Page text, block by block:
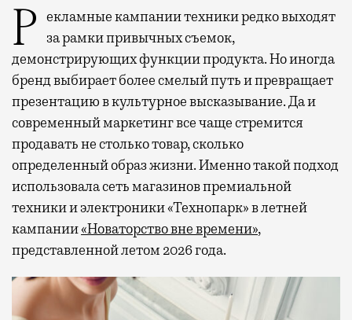
Рекламные кампании техники редко выходят
за рамки привычных съемок,
демонстрирующих функции продукта. Но иногда
бренд выбирает более смелый путь и превращает
презентацию в культурное высказывание. Да и
современный маркетинг все чаще стремится
продавать не столько товар, сколько
определенный образ жизни. Именно такой подход
использовала сеть магазинов премиальной
техники и электроники «Технопарк» в летней
кампании«Новаторство вне времени»,
представленной летом 2026 года.